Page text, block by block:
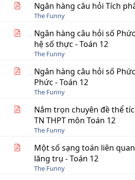
Ngân hàng câu hỏi Tích
The Funny
Ngân hàng câu hỏi số
hệ số thực - Toán 12
The Funny
Ngân hàng câu hỏi số
Phức - Toán 12
The Funny
Nắm trọn chuyên đề thể
TN THPT môn Toán 12
The Funny
Một số sạng toán liên
lăng trụ - Toán 12
The Funny